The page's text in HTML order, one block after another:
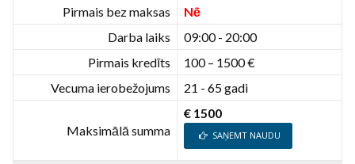
Pirmais bez maksas
Nē
Darba laiks
09:00 - 20:00
Pirmais kredīts
100 – 1500 €
Vecuma ierobežojums
21 - 65 gadi
Maksimālā summa
€ 1500
SAŅEMT NAUDU